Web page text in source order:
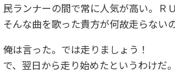
民ランナーの間で常に人気が高い。Ｒ
そんな曲を歌った貴方が何故走らない
俺は言った。では走りましょう！
で、翌日から走り始めたというわけだ